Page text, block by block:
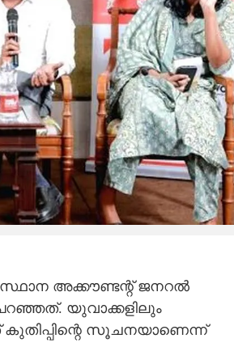
അക്കൗണ്ടന്റ് ജനറൽ
പറഞ്ഞത്. യുവാക്കളിലും
കുതിപ്പിന്റെ സൂചനയാണെന്ന്